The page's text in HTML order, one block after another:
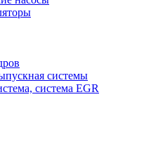
системы
система EGR